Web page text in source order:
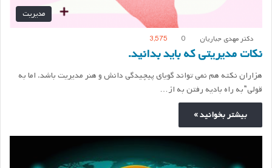
مدیریت
دکتر مهدی جباریان 0
3,575
نکات مدیریتی که باید بدانید.
هزاران نکته هم نمی تواند گویای پیچیدگی دانش و هنر مدیریت باشد. اما به
قولی”به راه بادیه رفتن به از…
بیشتر بخوانید »